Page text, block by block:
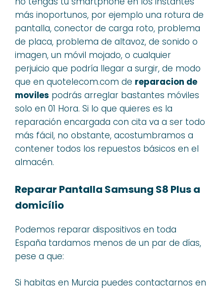
más inoportunos, por ejemplo una rotura de
pantalla, conector de carga roto, problema
de placa, problema de altavoz, de sonido o
imagen, un móvil mojado, o cualquier
perjuicio que podría llegar a surgir, de modo
que en quotelecom.com de reparacion de
moviles podrás arreglar bastantes móviles
solo en 01 Hora. Si lo que quieres es la
reparación encargada con cita va a ser todo
más fácil, no obstante, acostumbramos a
contener todos los repuestos básicos en el
almacén.
Reparar Pantalla Samsung S8 Plus a
domicílio
Podemos reparar dispositivos en toda
España tardamos menos de un par de días,
pese a que:
Si habitas en Murcia puedes contactarnos en